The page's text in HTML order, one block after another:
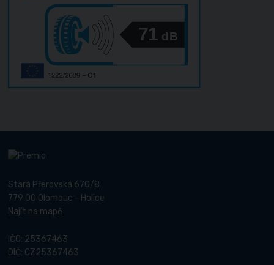
71 dB
Stará Přerovská 670/8
779 00 Olomouc - Holice
Najít na mapě
IČO: 25367463
DIČ: CZ25367463